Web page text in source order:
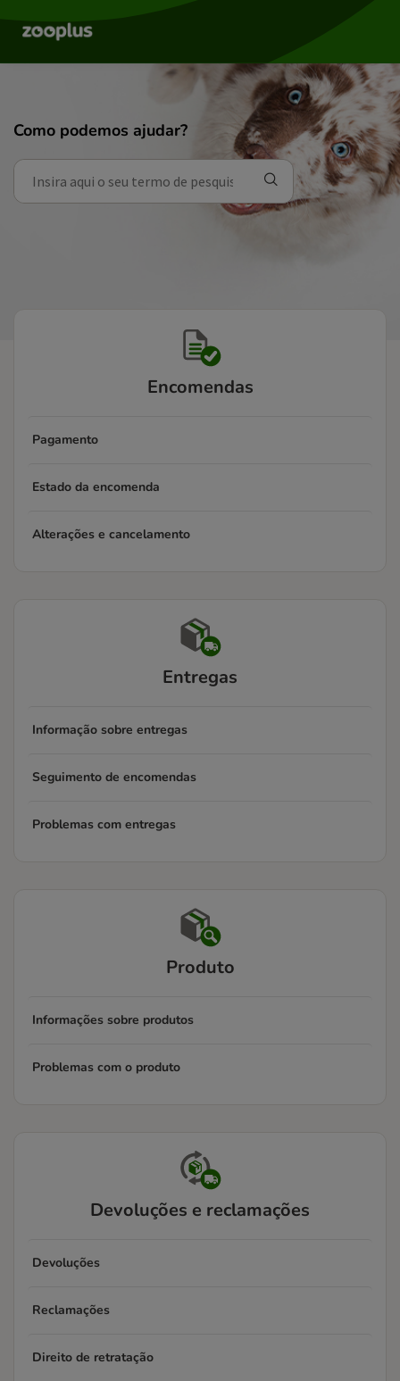
Como podemos ajudar?
Encomendas
Pagamento
Estado da encomenda
Alterações e cancelamento
Entregas
Informação sobre entregas
Seguimento de encomendas
Problemas com entregas
Produto
Informações sobre produtos
Problemas com o produto
Devoluções e reclamações
Devoluções
Reclamações
Direito de retratação